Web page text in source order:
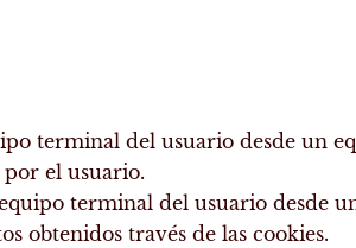
terminal del usuario desde un
el usuario.
terminal del usuario desde
obtenidos través de las cookies.